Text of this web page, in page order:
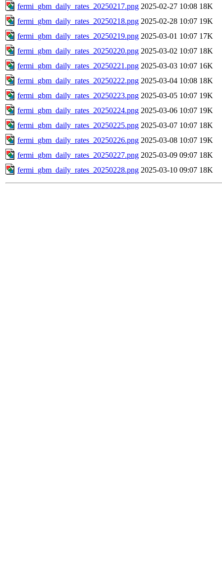
fermi_gbm_daily_rates_20250217.png 2025-02-27 10:08 18K
fermi_gbm_daily_rates_20250218.png 2025-02-28 10:07 19K
fermi_gbm_daily_rates_20250219.png 2025-03-01 10:07 17K
fermi_gbm_daily_rates_20250220.png 2025-03-02 10:07 18K
fermi_gbm_daily_rates_20250221.png 2025-03-03 10:07 16K
fermi_gbm_daily_rates_20250222.png 2025-03-04 10:08 18K
fermi_gbm_daily_rates_20250223.png 2025-03-05 10:07 19K
fermi_gbm_daily_rates_20250224.png 2025-03-06 10:07 19K
fermi_gbm_daily_rates_20250225.png 2025-03-07 10:07 18K
fermi_gbm_daily_rates_20250226.png 2025-03-08 10:07 19K
fermi_gbm_daily_rates_20250227.png 2025-03-09 09:07 18K
fermi_gbm_daily_rates_20250228.png 2025-03-10 09:07 18K